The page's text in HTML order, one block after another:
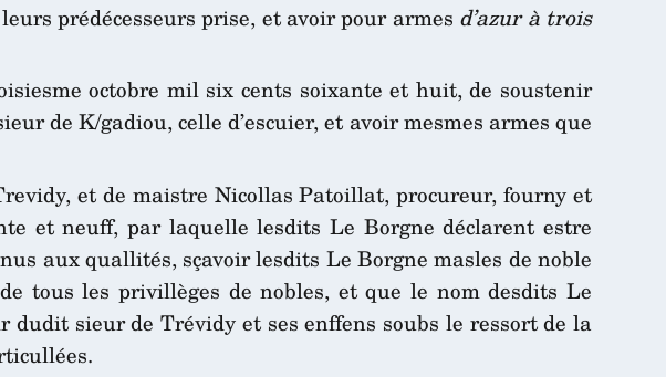
prédécesseurs prise, et avoir pour armes d’azur à trois
octobre mil six cents soixante et huit, de soustenir
de K/gadiou, celle d’escuier, et avoir mesmes armes que
et de maistre Nicollas Patoillat, procureur, fourny et
et neuff, par laquelle lesdits Le Borgne déclarent estre
aux quallités, sçavoir lesdits Le Borgne masles de noble
tous les privillèges de nobles, et que le nom desdits Le
dudit sieur de Trévidy et ses enffens soubs le ressort de la